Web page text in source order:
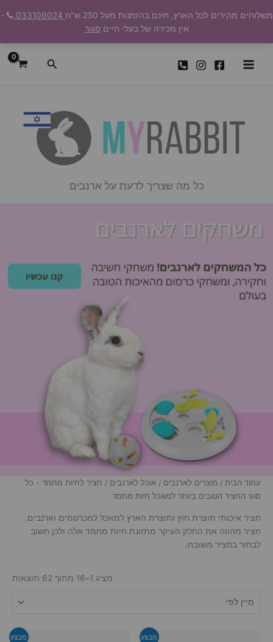
לתוכן
משלוחים מהירים לכל הארץ, חינם בהזמנות מעל 250 ש"ח
-
אין מכירה של בעלי חייםסגור
חיפוש
כל מה שצריך לדעת על ארנבים
עמוד הבית / מוצרים לארנבים / אוכל לארנבים / חציר לחיות מחמד - כל
סוגי החציר הטובים ביותר למאכל חיות מחמד
חציר איכותי תוצרת חוץ ותוצרת הארץ למאכל למכרסמים וארנבים.
חציר מהווה את החלק העיקר מתזונת חיות מחמד אלה ולכן חשוב
לבחור בחציר משובח.
מציג 1–16 מתוך 62 תוצאות
מבצע מבצע